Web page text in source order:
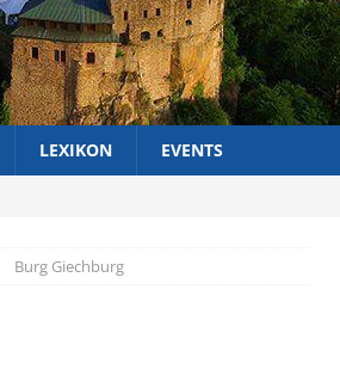
LEXIKON EVENTS
Burg Giechburg